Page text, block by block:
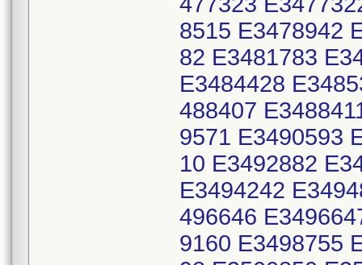
8515 E3478942
82 E3481783
E3484428
488407
9571 E3490593
10 E3492882
E3494242
496646
9160 E3498755